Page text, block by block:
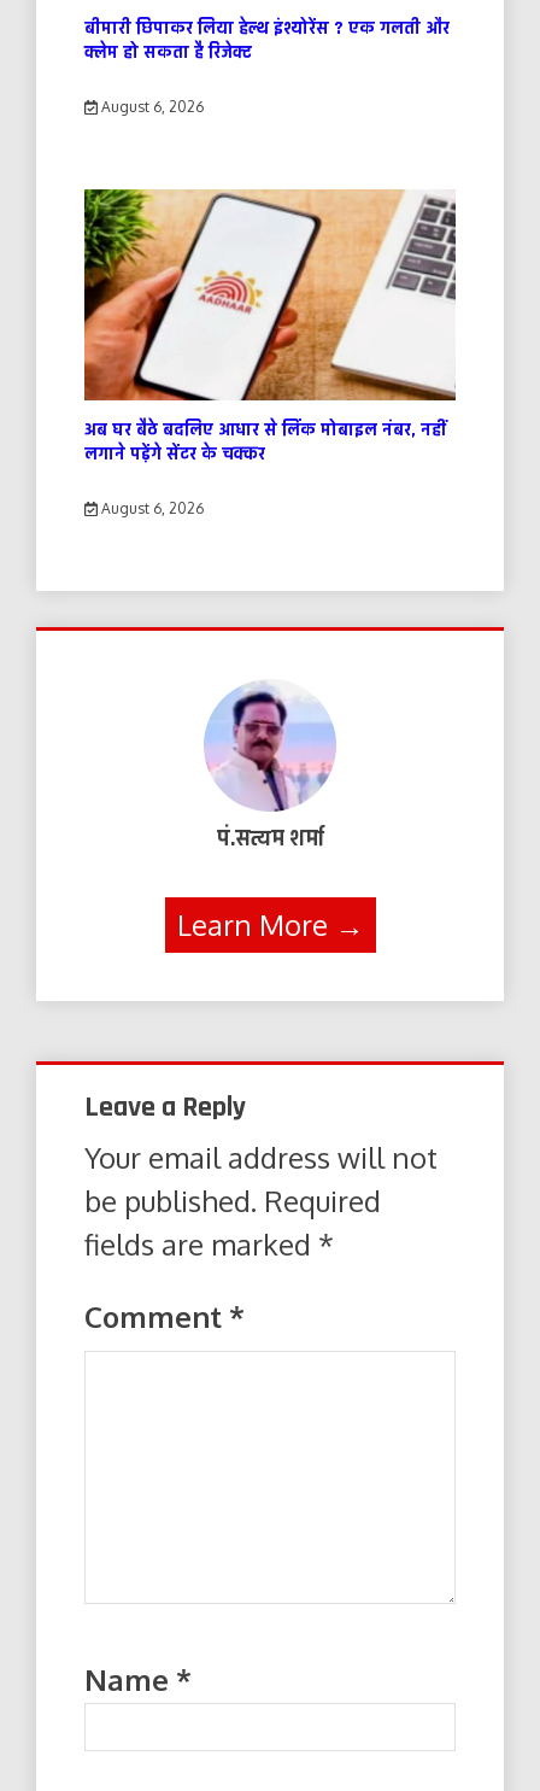
बीमारी छिपाकर लिया हेल्थ इंश्योरेंस ? एक गलती और
क्लेम हो सकता है रिजेक्ट
August 6, 2026
अब घर बैठे बदलिए आधार से लिंक मोबाइल नंबर, नहीं
लगाने पड़ेंगे सेंटर के चक्कर
August 6, 2026
पं.सत्यम शर्मा
Learn More →
Leave a Reply
Your email address will not
be published. Required
fields are marked *
Comment *
Name *